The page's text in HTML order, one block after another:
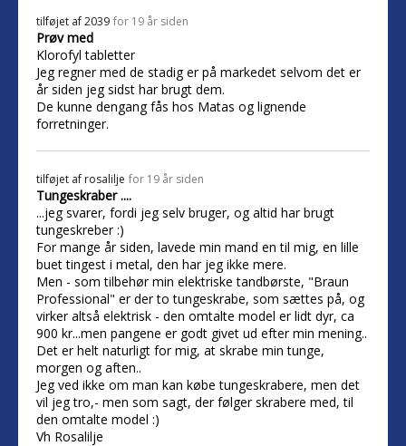
tilføjet af2039 for 19 år siden
Prøv med
Klorofyl tabletter
Jeg regner med de stadig er på markedet selvom det er
år siden jeg sidst har brugt dem.
De kunne dengang fås hos Matas og lignende
forretninger.
tilføjet af rosalilje for 19 år siden
Tungeskraber ....
...jeg svarer, fordi jeg selv bruger, og altid har brugt
tungeskreber :)
For mange år siden, lavede min mand en til mig, en lille
buet tingest i metal, den har jeg ikke mere.
Men - som tilbehør min elektriske tandbørste, "Braun
Professional" er der to tungeskrabe, som sættes på, og
virker altså elektrisk - den omtalte model er lidt dyr, ca
900 kr...men pangene er godt givet ud efter min mening..
Det er helt naturligt for mig, at skrabe min tunge,
morgen og aften..
Jeg ved ikke om man kan købe tungeskrabere, men det
vil jeg tro,- men som sagt, der følger skrabere med, til
den omtalte model :)
Vh Rosalilje